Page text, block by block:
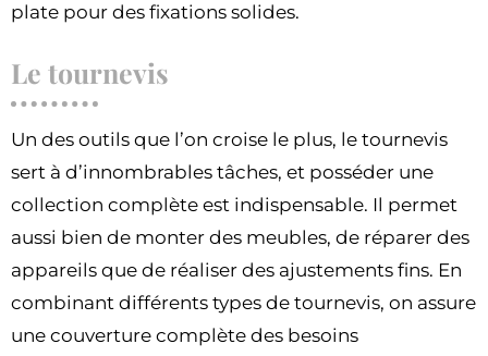
plate pour des fixations solides.
Le tournevis
Un des outils que l’on croise le plus, le tournevis
sert à d’innombrables tâches, et posséder une
collection complète est indispensable. Il permet
aussi bien de monter des meubles, de réparer des
appareils que de réaliser des ajustements fins. En
combinant différents types de tournevis, on assure
une couverture complète des besoins